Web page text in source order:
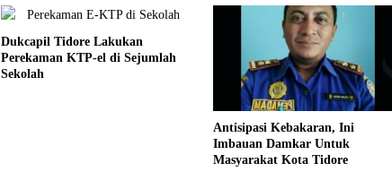
Dukcapil Tidore Lakukan
Perekaman KTP-el di Sejumlah
Sekolah
Antisipasi Kebakaran, Ini
Imbauan Damkar Untuk
Masyarakat Kota Tidore